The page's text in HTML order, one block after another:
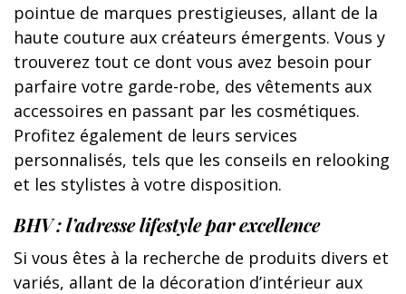
pointue de marques prestigieuses, allant de la
haute couture aux créateurs émergents. Vous y
trouverez tout ce dont vous avez besoin pour
parfaire votre garde-robe, des vêtements aux
accessoires en passant par les cosmétiques.
Profitez également de leurs services
personnalisés, tels que les conseils en relooking
et les stylistes à votre disposition.
BHV : l’adresse lifestyle par excellence
Si vous êtes à la recherche de produits divers et
variés, allant de la décoration d’intérieur aux